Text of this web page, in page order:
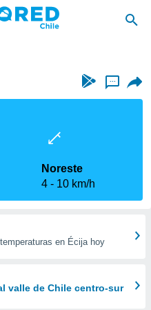
...
Noreste
4
10 km/h
en Écija hoy
valle de Chile centro-sur